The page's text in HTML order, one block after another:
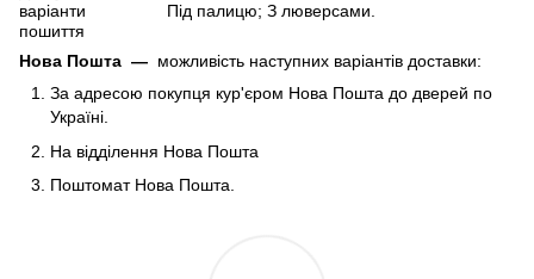
варіанти
пошиття
Під палицю; З люверсами.
Нова Пошта — можливість наступних варіантів доставки:
За адресою покупця кур'єром Нова Пошта до дверей по
Україні.
На відділення Нова Пошта
Поштомат Нова Пошта.